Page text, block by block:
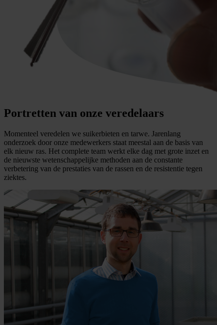
Portretten van onze veredelaars
Momenteel veredelen we suikerbieten en tarwe. Jarenlang
onderzoek door onze medewerkers staat meestal aan de basis van
elk nieuw ras. Het complete team werkt elke dag met grote inzet en
de nieuwste wetenschappelijke methoden aan de constante
verbetering van de prestaties van de rassen en de resistentie tegen
ziektes.